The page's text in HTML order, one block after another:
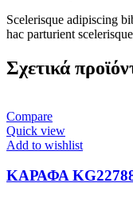
Scelerisque adipiscing
hac parturient
Σχετικά
Compare
Quick view
Add to wishlist
ΚΑΡΑΦΑ